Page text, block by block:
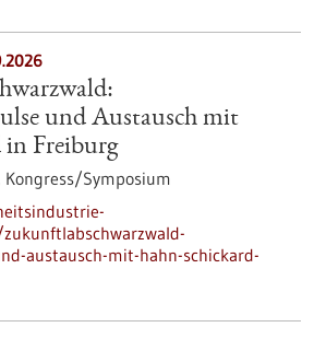
und Austausch mit
in Freiburg
Kongress/Symposium
austausch-mit-hahn-schickard-